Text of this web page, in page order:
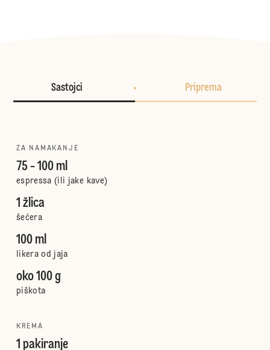
Sastojci Priprema
ZA NAMAKANJE
75 - 100 ml
espressa (ili jake kave)
1 žlica
šećera
100 ml
likera od jaja
oko 100 g
piškota
KREMA
1 pakiranje